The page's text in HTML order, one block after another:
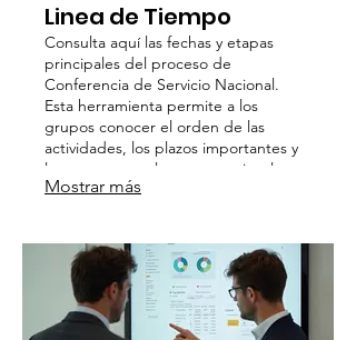
Linea de Tiempo
Consulta aquí las fechas y etapas
principales del proceso de
Conferencia de Servicio Nacional.
Esta herramienta permite a los
grupos conocer el orden de las
actividades, los plazos importantes y
los momentos clave para revisar la
información, preparar su conciencia
Mostrar más